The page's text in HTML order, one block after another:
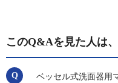
このQ&Aを見た人は
ベッセル式洗面器用